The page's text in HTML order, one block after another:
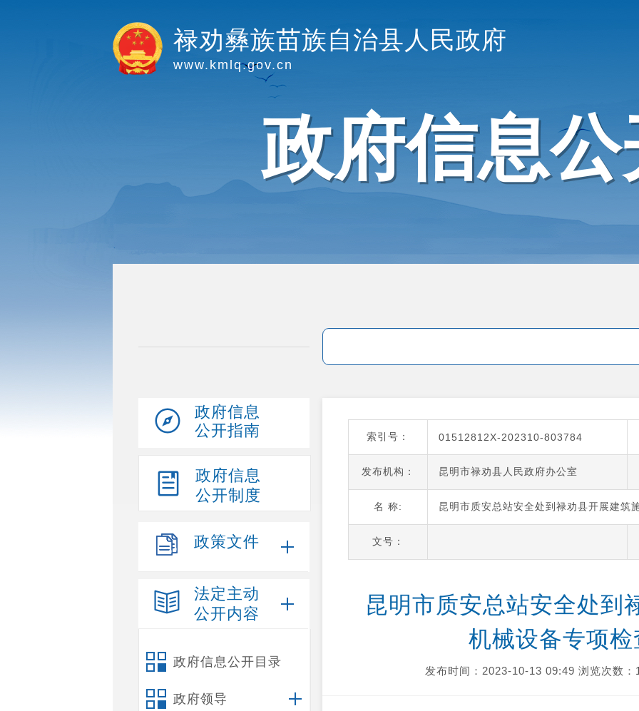
禄劝彝族苗族自治县人民政府
www.kmlq.gov.cn
政府信息公
政府信息
公开指南
政府信息
公开制度
政策文件
法定主动
公开内容
政府信息公开目录
政府领导
索引号： 01512812X-202310-803784
发布机构： 昆明市禄劝县人民政府办公室
名 称: 昆明市质安总站安全处到禄劝县开展建筑
文号：
机械设备专项
发布时间：2023-10-13 09:49 浏览次数：